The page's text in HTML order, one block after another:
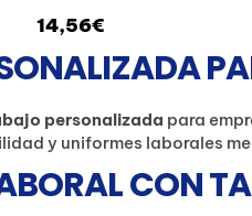
14,56€
personalizada para
y uniformes laborales
CON